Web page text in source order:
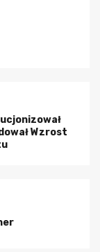
Wzrost